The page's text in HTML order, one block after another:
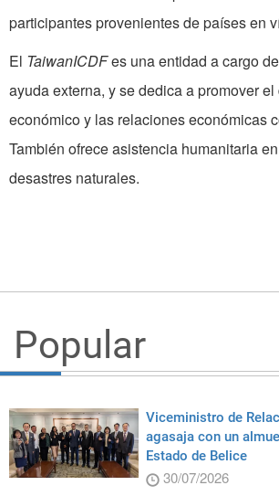
participantes provenientes de países en
El TaiwanICDFes una entidad a cargo
ayuda externa, y se dedica a promover
económico y las relaciones económicas
También ofrece asistencia humanitaria
desastres naturales.
Popular
Viceministro de
agasaja con un
Estado de Belice
30/07/2026